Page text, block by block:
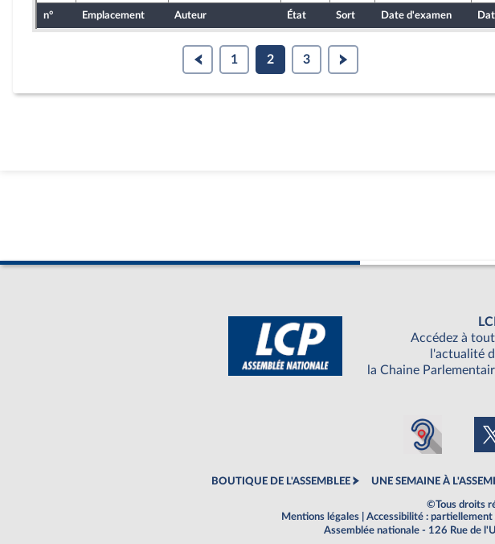
n° Emplacement Auteur État Sort Date d'examen
1 2 3
Accédez à
l'actualité
la Chaine
BOUTIQUE DE L'ASSEMBLEE UNE SEMAINE À
©Tous droits
Mentions légales
Accessibilité : partiellement
Assemblée nationale - 126 Rue de